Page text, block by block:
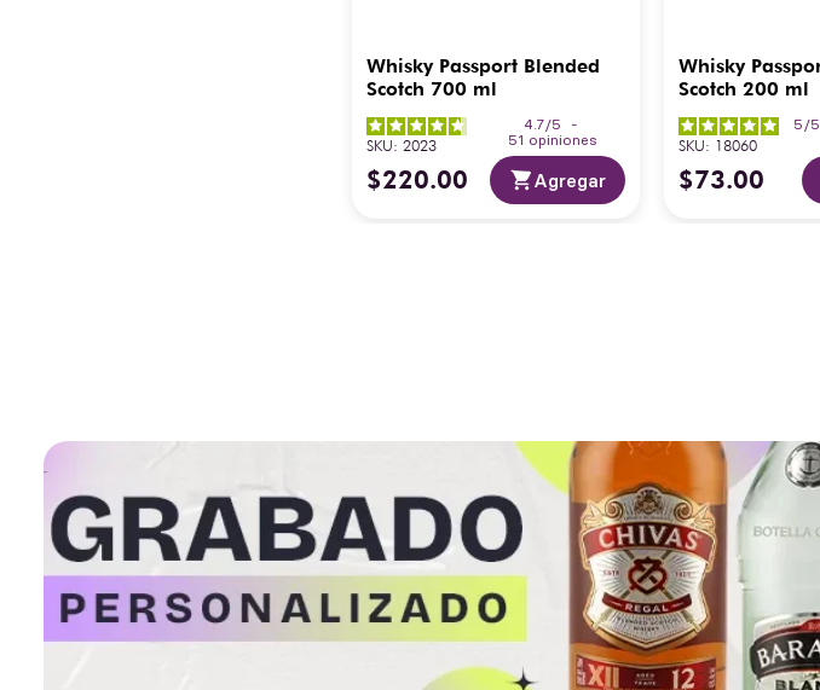
Whisky Passport Blended
Scotch 700 ml
4.7/5
-
51 opiniones
SKU:2023
$220.00 Agregar
Whisky Passport Blended
Scotch 200 ml
5 /5
SKU: 18060
$73.00